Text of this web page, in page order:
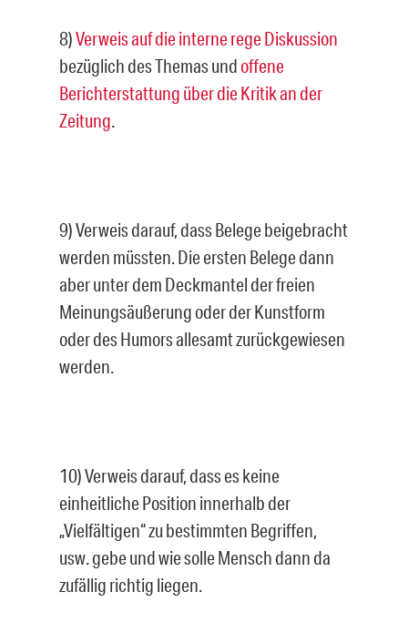
8)Verweis auf die interne rege Diskussion
bezüglich des Themas undoffene
Berichterstattung über die Kritik an der
Zeitung.
9) Verweis darauf, dass Belege beigebracht
werden müssten. Die ersten Belege dann
aber unter dem Deckmantel der freien
Meinungsäußerung oder der Kunstform
oder des Humors allesamt zurückgewiesen
werden.
10) Verweis darauf, dass es keine
einheitliche Position innerhalb der
„Vielfältigen“ zu bestimmten Begriffen,
usw. gebe und wie solle Mensch dann da
zufällig richtig liegen.